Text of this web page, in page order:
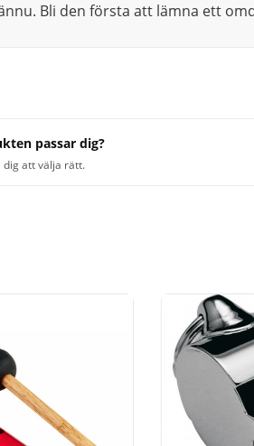
Bli den första att lämna ett
passar dig?
dig att välja rätt.